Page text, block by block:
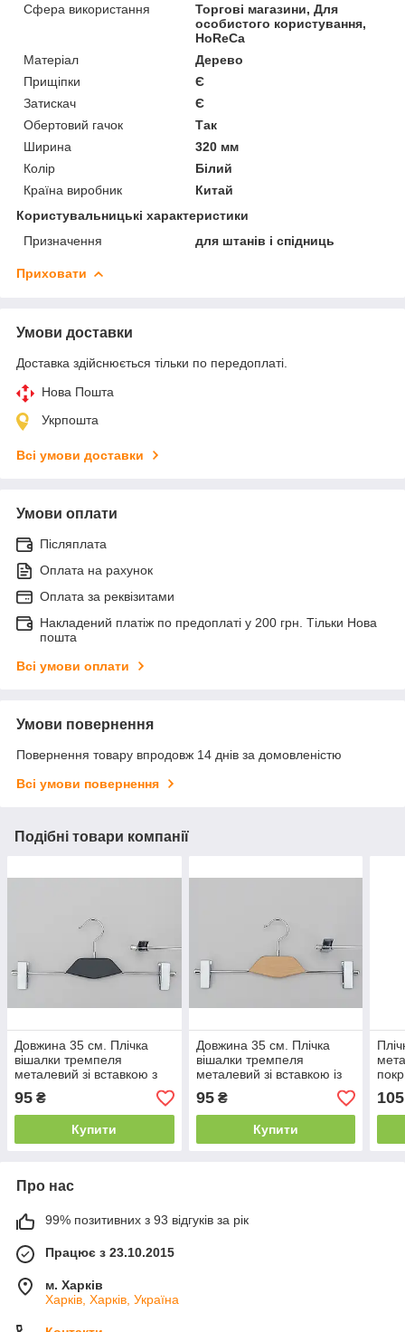
Сфера використання
Торгові магазини, Для
особистого користування,
HoReCa
Матеріал
Дерево
Прищіпки
Є
Затискач
Є
Обертовий гачок
Так
Ширина
320 мм
Колір
Білий
Країна виробник
Китай
Користувальницькі характеристики
Призначення
для штанів і спідниць
Приховати
Умови доставки
Доставка здійснюється тільки по передоплаті.
Нова Пошта
Укрпошта
Всі умови доставки
Умови оплати
Післяплата
Оплата на рахунок
Оплата за реквізитами
Накладений платіж по предоплаті у 200 грн. Тільки Нова
пошта
Всі умови оплати
Умови повернення
Повернення товару впродовж 14 днів за домовленістю
Всі умови повернення
Подібні товари компанії
Довжина 35 см. Плічка
вішалки тремпеля
металевий зі вставкою з
дерева чорного кольору,
для штанів і спідниць
95 ₴
Купити
Довжина 35 см. Плічка
вішалки тремпеля
металевий зі вставкою із
світлого дерева, для
штанів і спідниць
95₴
Купити
105
Про нас
99% позитивних з 93 відгуків за рік
Працює з 23.10.2015
м. Харків
Харків, Харків, Україна